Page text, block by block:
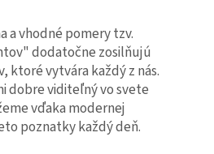
a vhodné pomery tzv.
dodatočne zosilňujú
ktoré vytvára každý z nás.
dobre viditeľný vo svete
vďaka modernej
poznatky každý deň.